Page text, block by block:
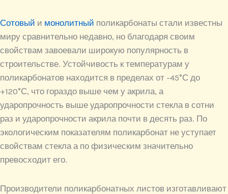
Сотовый и монолитный поликарбонаты стали известны
миру сравнительно недавно, но благодаря своим
свойствам завоевали широкую популярность в
строительстве. Устойчивость к температурам у
поликарбонатов находится в пределах от -45°С до
+120°С, что гораздо выше чем у акрила, а
ударопрочность выше ударопрочности стекла в сотни
раз и ударопрочности акрила почти в десять раз. По
экологическим показателям поликарбонат не уступает
свойствам стекла а по физическим значительно
превосходит его.
Производители поликарбонатных листов изготавливают